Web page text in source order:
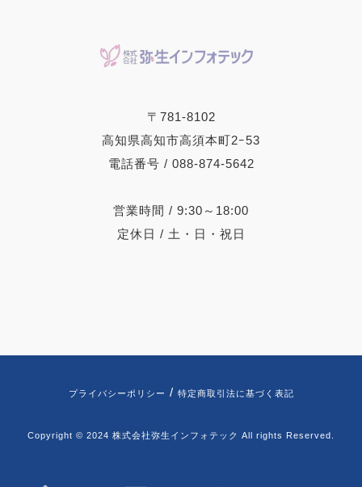
〒781-8102
高知県高知市高須本町2ｰ53
電話番号 / 088-874-5642
営業時間 / 9:30～18:00
定休日 / 土・日・祝日
プライバシーポリシー / 特定商取引法に基づく表記
Copyright © 2024 株式会社弥生インフォテック All rights Reserved.